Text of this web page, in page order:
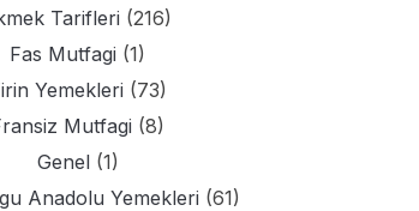
Tarifleri (216)
Fas Mutfagi (1)
Yemekleri (73)
Mutfagi (8)
Genel(1)
Anadolu Yemekleri (61)